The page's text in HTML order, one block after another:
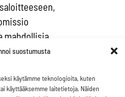
suostumusta
käytämme teknologioita, kuten
käyttääksemme laitetietoja. Näiden
mahdollisia